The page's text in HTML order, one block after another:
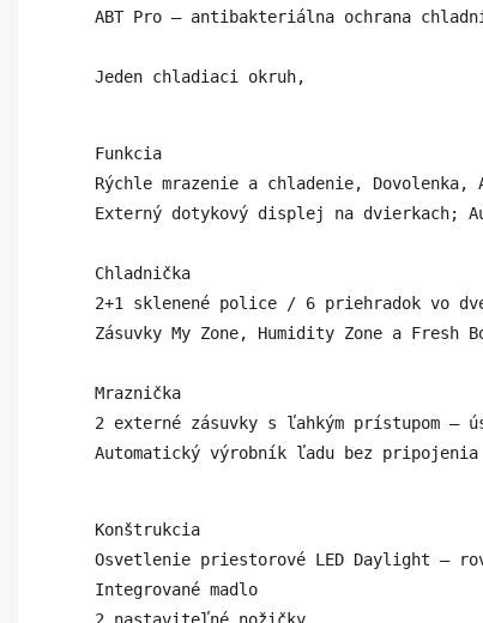
ABT Pro – antibakteriálna ochrana
Jeden chladiaci okruh,
Funkcia
Rýchle mrazenie a chladenie,
Chladnička
2+1 sklenené police / 6 priehradok vo
Mraznička
2 externé zásuvky s ľahkým prístupom –
Automatický výrobník ľadu bez
Konštrukcia
Osvetlenie priestorové LED Daylight –
Integrované madlo